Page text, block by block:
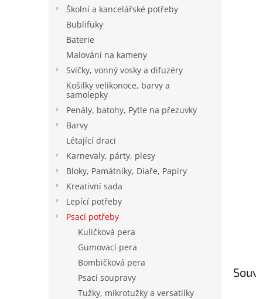
Školní a kancelářské potřeby
Bublifuky
Baterie
Malování na kameny
Svíčky, vonný vosky a difuzéry
Košilky velikonoce, barvy a
samolepky
Penály, batohy, Pytle na přezuvky
Barvy
Létající draci
Karnevaly, párty, plesy
Bloky, Památníky, Diaře, Papíry
Kreativní sada
Lepící potřeby
Psací potřeby
Kuličková pera
Gumovací pera
Bombičková pera
Psací soupravy
Tužky, mikrotužky a versatilky